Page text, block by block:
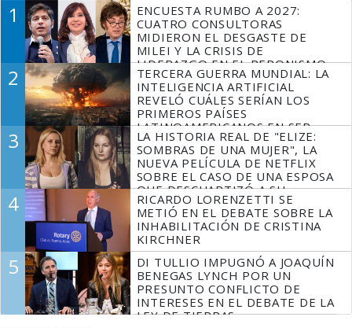
1
ENCUESTA RUMBO A 2027:
CUATRO CONSULTORAS
MIDIERON EL DESGASTE DE
MILEI Y LA CRISIS DE
LIDERAZGO EN EL PERONISMO
2
TERCERA GUERRA MUNDIAL: LA
INTELIGENCIA ARTIFICIAL
REVELÓ CUÁLES SERÍAN LOS
PRIMEROS PAÍSES
LATINOAMERICANOS EN SER
DERROTADOS
3
LA HISTORIA REAL DE "ELIZE:
SOMBRAS DE UNA MUJER", LA
NUEVA PELÍCULA DE NETFLIX
SOBRE EL CASO DE UNA ESPOSA
QUE DESCUARTIZÓ A SU
MARIDO
4
RICARDO LORENZETTI SE
METIÓ EN EL DEBATE SOBRE LA
INHABILITACIÓN DE CRISTINA
KIRCHNER
5
DI TULLIO IMPUGNÓ A JOAQUÍN
BENEGAS LYNCH POR UN
PRESUNTO CONFLICTO DE
INTERESES EN EL DEBATE DE LA
LEY DE TIERRAS